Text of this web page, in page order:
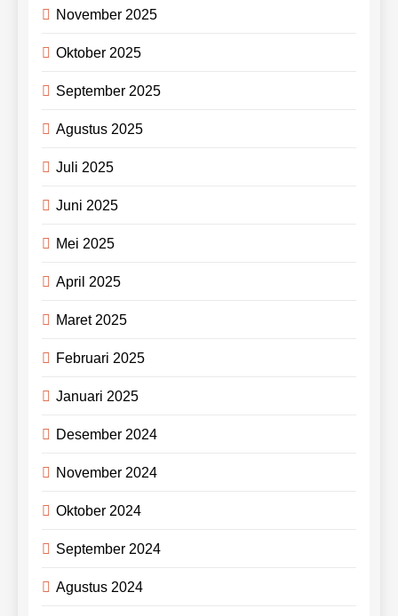
November 2025
Oktober 2025
September 2025
Agustus 2025
Juli 2025
Juni 2025
Mei 2025
April 2025
Maret 2025
Februari 2025
Januari 2025
Desember 2024
November 2024
Oktober 2024
September 2024
Agustus 2024